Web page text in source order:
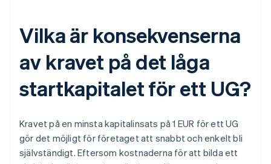
Vilka är konsekvenserna
av kravet på det låga
startkapitalet för ett UG?
Kravet på en minsta kapitalinsats på 1 EUR för ett UG
gör det möjligt för företaget att snabbt och enkelt bli
självständigt. Eftersom kostnaderna för att bilda ett